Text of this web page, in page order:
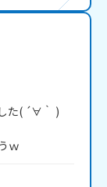
た( ´∀｀ )